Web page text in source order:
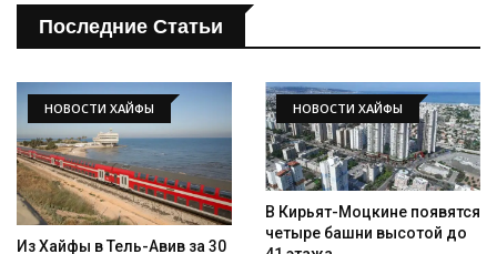
Последние Статьи
НОВОСТИ ХАЙФЫ
Из Хайфы в Тель-Авив за 30
НОВОСТИ ХАЙФЫ
В Кирьят-Моцкине появятся
четыре башни высотой до